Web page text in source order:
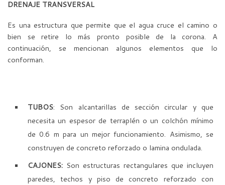
DRENAJE TRANSVERSAL
Es una estructura que permite que el agua cruce el camino o
bien se retire lo más pronto posible de la corona. A
continuación, se mencionan algunos elementos que lo
conforman.
TUBOS: Son alcantarillas de sección circular y que
necesita un espesor de terraplén o un colchón mínimo
de 0.6 m para un mejor funcionamiento. Asimismo, se
construyen de concreto reforzado o lamina ondulada.
CAJONES: Son estructuras rectangulares que incluyen
paredes, techos y piso de concreto reforzado con